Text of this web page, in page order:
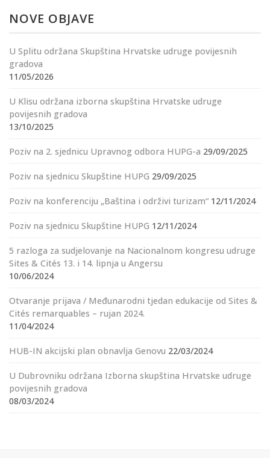
NOVE OBJAVE
U Splitu održana Skupština Hrvatske udruge povijesnih
gradova
11/05/2026
U Klisu održana izborna skupština Hrvatske udruge
povijesnih gradova
13/10/2025
Poziv na 2. sjednicu Upravnog odbora HUPG-a 29/09/2025
Poziv na sjednicu Skupštine HUPG 29/09/2025
Poziv na konferenciju „Baština i održivi turizam“ 12/11/2024
Poziv na sjednicu Skupštine HUPG 12/11/2024
5 razloga za sudjelovanje na Nacionalnom kongresu udruge
Sites & Cités 13. i 14. lipnja u Angersu
10/06/2024
Otvaranje prijava / Međunarodni tjedan edukacije od Sites &
Cités remarquables – rujan 2024.
11/04/2024
HUB-IN akcijski plan obnavlja Genovu 22/03/2024
U Dubrovniku održana Izborna skupština Hrvatske udruge
povijesnih gradova
08/03/2024